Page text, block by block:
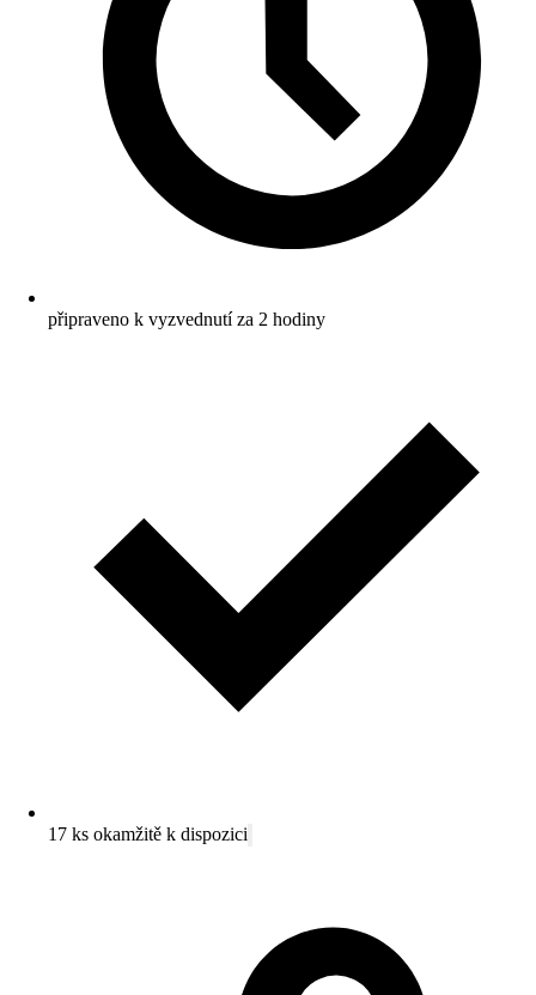
připraveno k vyzvednutí za 2 hodiny
17 ks okamžitě k dispozici